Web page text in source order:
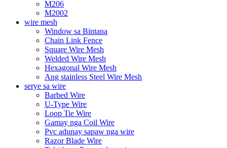
M206
M2002
wire mesh
Window sa Bintana
Chain Link Fence
Square Wire Mesh
Welded Wire Mesh
Hexagonal Wire Mesh
Ang stainless Steel Wire Mesh
serye sa wire
Barbed Wire
U-Type Wire
Loop Tie Wire
Gamay nga Coil Wire
Pvc adunay sapaw nga wire
Razor Blade Wire